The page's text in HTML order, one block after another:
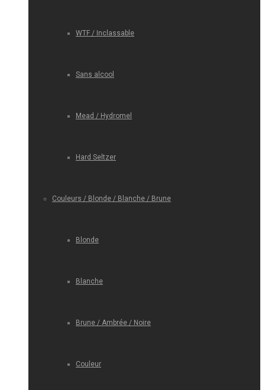
WTF / Inclassable
Sans alcool
Mead / Hydromel
Hard Seltzer
Couleurs / Blonde / Blanche / Brune
Blonde
Blanche
Brune / Ambrée / Noire
Couleur